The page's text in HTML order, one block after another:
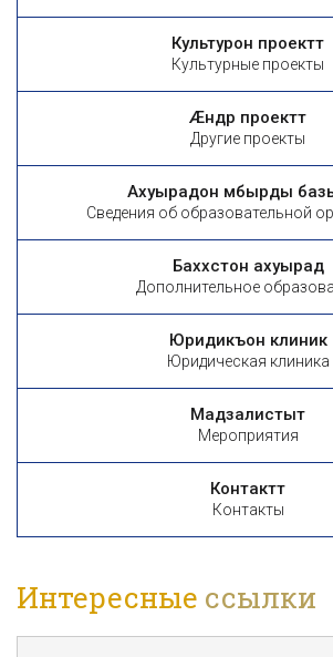
Культурон проекттӕ
Культурные проекты
Æндӕр проекттӕ
Другие проекты
Ахуырадон ӕмбырды
Сведения об образовательной
Баххӕстон ахуырад
Дополнительное
Юридикъон клиникӕ
Юридическая клиника
Мадзалистытӕ
Мероприятия
Контакттӕ
Контакты
Интересные ссылки